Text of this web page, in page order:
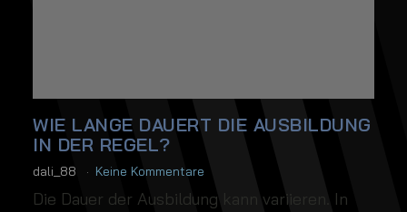
WIE LANGE DAUERT DIE AUSBILDUNG
IN DER REGEL?
dali_88 Keine Kommentare
Die Dauer der Ausbildung kann variieren. In